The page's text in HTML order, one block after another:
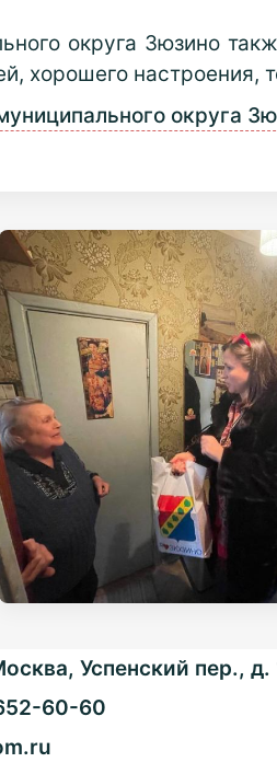
округа Зюзино
хорошего настроения,
округа
Успенский пер., д.
60-60